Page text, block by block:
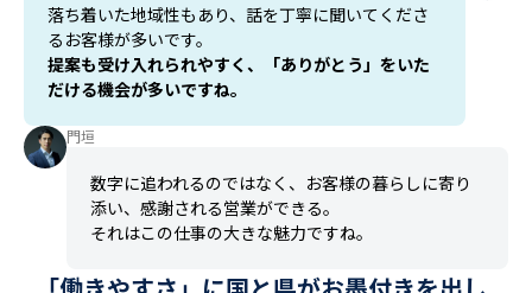
落ち着いた地域性もあり、話を丁寧に聞いてくださ
るお客様が多いです。
提案も受け入れられやすく、「ありがとう」をいた
だける機会が多いですね。
門垣
数字に追われるのではなく、お客様の暮らしに寄り
添い、感謝される営業ができる。
それはこの仕事の大きな魅力ですね。